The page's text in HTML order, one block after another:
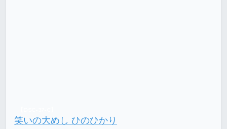
笑いの大めし ひのひかり